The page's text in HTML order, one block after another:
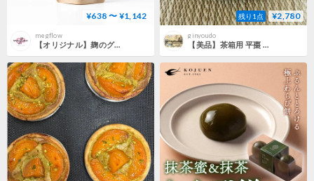
¥638 〜 ¥1,142
megflow
【オリジナル】麹のグラノーラ「おだやか」
残り1点 ¥2,780
ginyoudo
【美品】茶箱用 平棗 若松に唐草 黒/金彩 樹脂製